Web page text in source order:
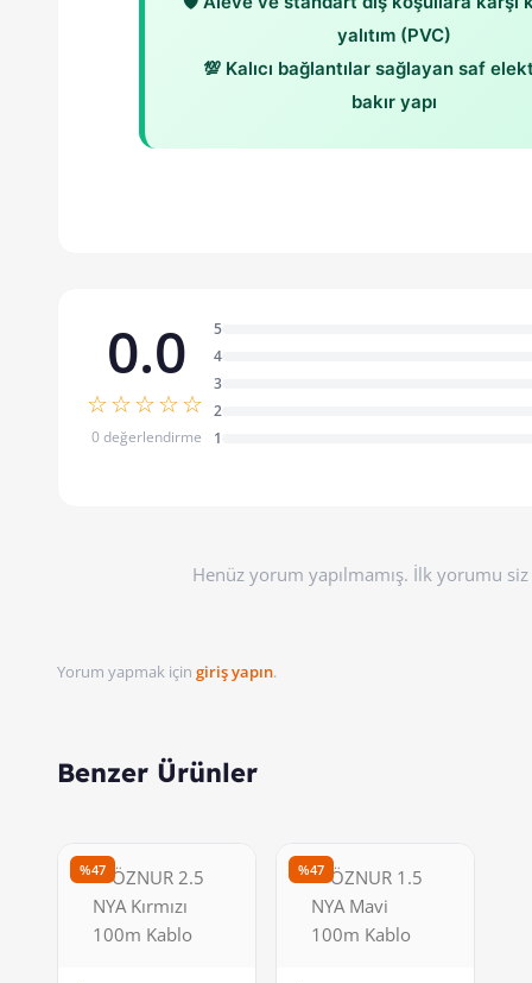
yalıtım (PVC)
💯 Kalıcı bağlantılar sağlayan saf
bakır yapı
0.0
☆☆☆☆☆
0 değerlendirme
5
4
3
2
1
Henüz yorum yapılmamış. İlk yorumu siz
Yorum yapmak için giriş yapın.
Benzer Ürünler
%47 %47